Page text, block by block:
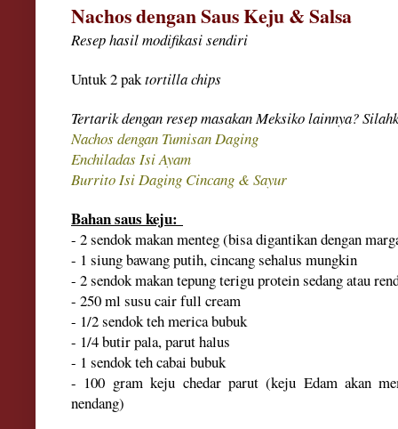
Nachos dengan Saus Keju& Salsa
Resep hasil modifikasi sendiri
Untuk2paktortilla chips
Tertarik denganresep masakan Meksiko lainnya?
Nachos dengan TumisanDaging
Enchiladas IsiAyam
Burrito IsiDaging Cincang & Sayur
Bahan saus keju:
- 2 sendok makan menteg(bisa digantikan dengan
- 1 siung bawang putih, cincang sehalus mungkin
- 2 sendok makan tepung terigu protein sedang atau
- 250 ml susu cair full cream
- 1/2 sendok teh merica bubuk
- 1/4 butir pala, parut halus
- 1 sendok teh cabai bubuk
- 100 gram keju chedar parut(keju Edam akan
nendang)